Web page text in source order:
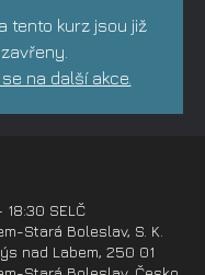
tento kurz jsou již
na další akce.
18:30 SELČ
Stará Boleslav, S. K.
nad Labem, 250 01